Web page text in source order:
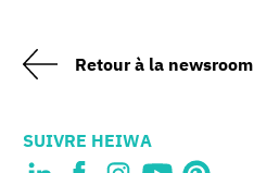
Retour à la newsroom
SUIVRE HEIWA